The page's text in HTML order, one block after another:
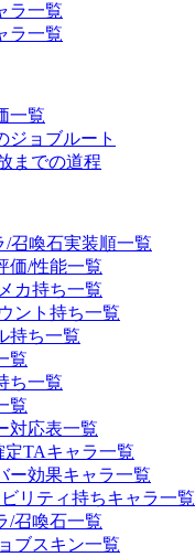
ラ一覧
ラ一覧
一覧
ジョブルート
までの道程
/召喚石実装順一覧
価/性能一覧
カ持ち一覧
ント持ち一覧
持ち一覧
覧
ち一覧
覧
対応表一覧
TAキャラ一覧
ー効果キャラ一覧
リティ持ちキャラ一覧
/召喚石一覧
ブスキン一覧